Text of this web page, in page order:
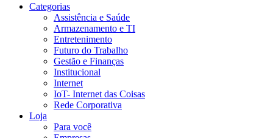
Categorias
Assistência e Saúde
Armazenamento e TI
Entretenimento
Futuro do Trabalho
Gestão e Finanças
Institucional
Internet
IoT- Internet das Coisas
Rede Corporativa
Loja
Para você